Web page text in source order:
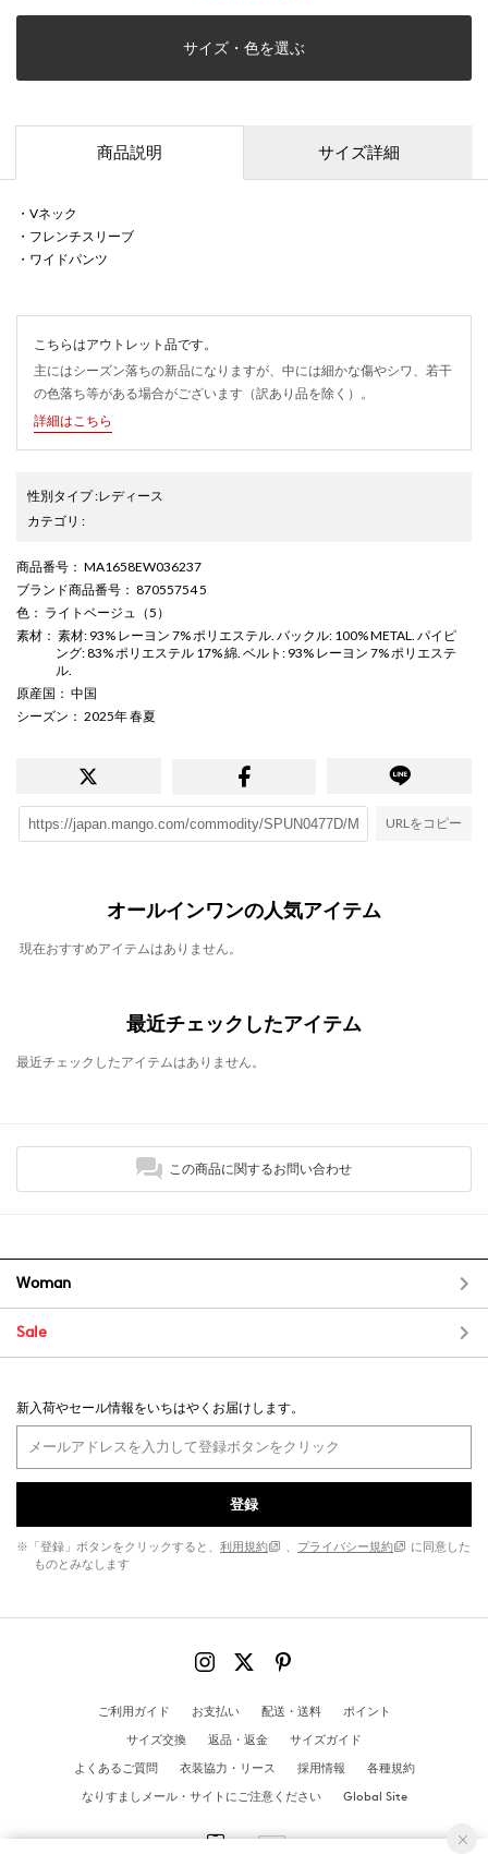
サイズ・色を選ぶ
商品説明 サイズ詳細
・Vネック
・フレンチスリーブ
・ワイドパンツ
こちらはアウトレット品です。
主にはシーズン落ちの新品になりますが、中には細かな傷やシワ、若干
の色落ち等がある場合がございます（訳あり品を除く）。
詳細はこちら
性別タイプ:レディース
カテゴリ :
商品番号 ： MA1658EW036237
ブランド商品番号 ： 87055754 5
色 ： ライトベージュ（5）
素材 ： 素材: 93% レーヨン 7% ポリエステル. バックル: 100% METAL. パイピ
ング: 83% ポリエステル 17% 綿. ベルト: 93% レーヨン 7% ポリエステ
ル.
原産国 ： 中国
シーズン ： 2025年 春夏
URLをコピー
オールインワンの人気アイテム
現在おすすめアイテムはありません。
最近チェックしたアイテム
最近チェックしたアイテムはありません。
この商品に関するお問い合わせ
Woman
Sale
新入荷やセール情報をいちはやくお届けします。
登録
※「登録」ボタンをクリックすると、 利用規約 、 プライバシー規約
に同意した
ものとみなします
ご利用ガイド お支払い 配送・送料
ポイント
サイズ交換
返品・返金
サイズガイド
よくあるご質問
衣装協力・リース 採用情報
各種規約
なりすましメール・サイトにご注意ください
Global Site